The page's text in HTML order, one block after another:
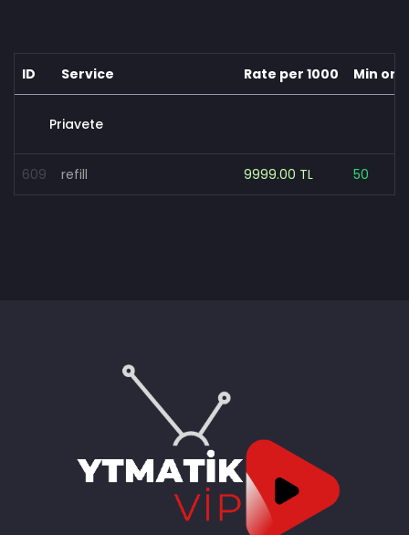
ID Service Rate per 1000 Min
Priavete
609 refill 9999.00 TL 50